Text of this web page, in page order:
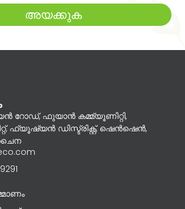
അയക്കുക
റോഡ്, ഫുയാൻ കമ്മ്യൂണിറ്റി,
ഫ്യൂഷ്യൻ ഡിസ്ട്രിക്റ്റ്, ഷെൻഷെൻ,